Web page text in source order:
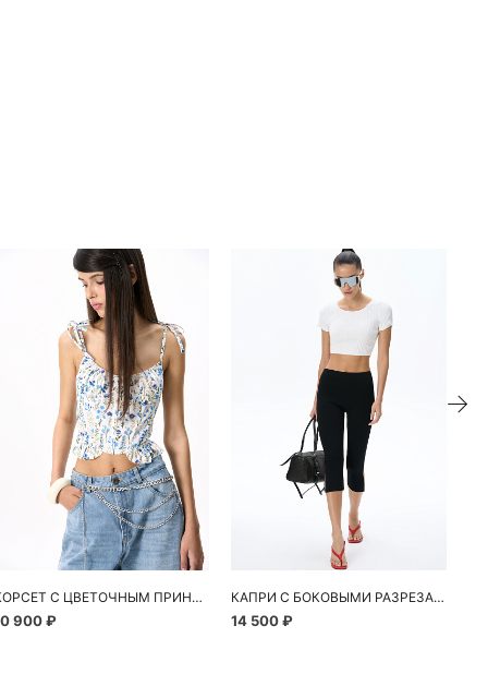
КОРСЕТ С ЦВЕТОЧНЫМ ПРИНТОМ
900 ₽
КАПРИ С БОКОВЫМИ РАЗРЕЗАМИ
14 500 ₽